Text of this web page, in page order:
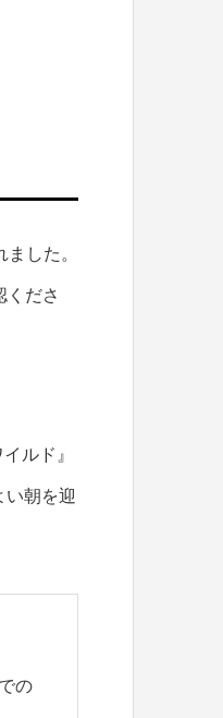
ました。
くださ
ルド』
い朝を迎
の